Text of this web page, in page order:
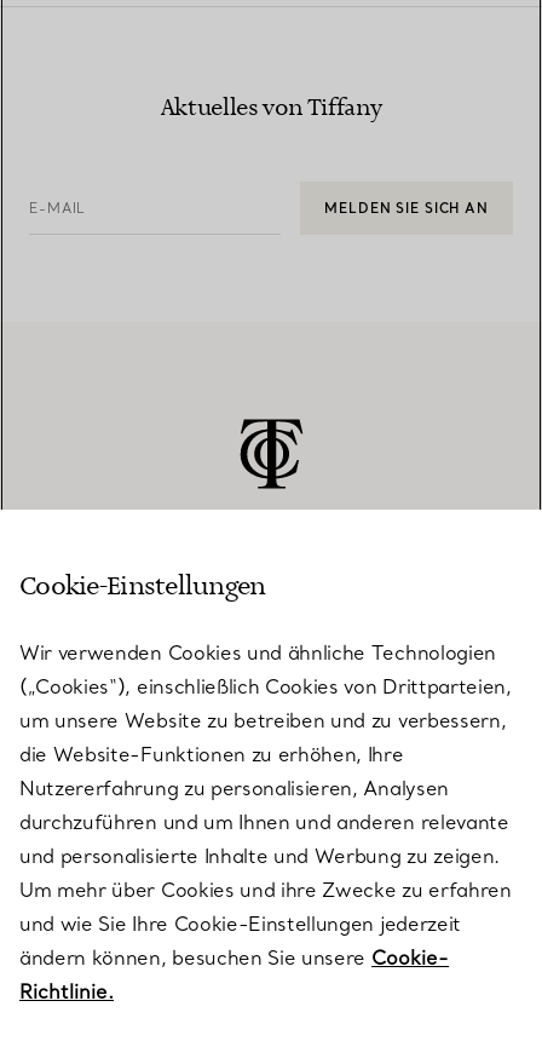
Aktuelles von Tiffany
E-MAIL MELDEN SIE SICH AN
KUNDENSERVICE
SERVICES
ÜBER TIFFANY & CO.
RECHTLICHE HINWEISE
FOLGEN SIE UNS
Cookie-Einstellungen
Wir verwenden Cookies und ähnliche Technologien
(„Cookies“), einschließlich Cookies von Drittparteien,
um unsere Website zu betreiben und zu verbessern,
die Website-Funktionen zu erhöhen, Ihre
Nutzererfahrung zu personalisieren, Analysen
durchzuführen und um Ihnen und anderen relevante
und personalisierte Inhalte und Werbung zu zeigen.
Um mehr über Cookies und ihre Zwecke zu erfahren
und wie Sie Ihre Cookie-Einstellungen jederzeit
ändern können, besuchen Sie unsere Cookie-
Richtlinie.